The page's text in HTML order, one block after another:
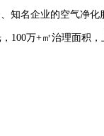
知名企业的空气净
100万+㎡治理面积，